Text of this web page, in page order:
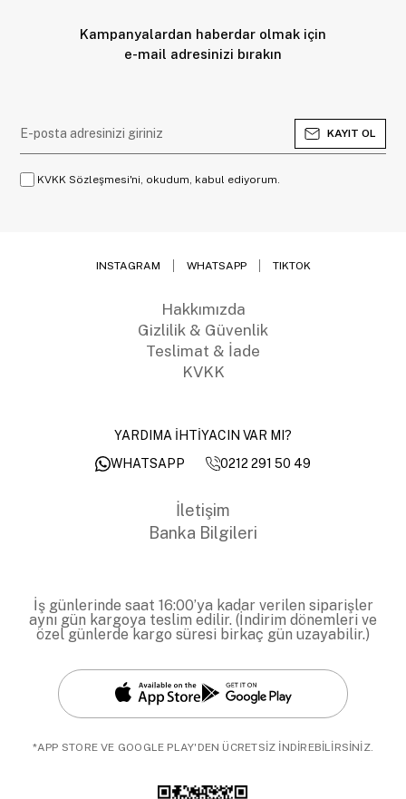
Kampanyalardan haberdar olmak için
e-mail adresinizi bırakın
KAYIT OL
KVKK Sözleşmesi'ni, okudum, kabul ediyorum.
INSTAGRAM WHATSAPP TIKTOK
Hakkımızda
Gizlilik & Güvenlik
Teslimat & İade
KVKK
YARDIMA İHTİYACIN VAR MI?
WHATSAPP
0212 291 50 49
İletişim
Banka Bilgileri
İş günlerinde saat 16:00’ya kadar verilen siparişler
aynı gün kargoya teslim edilir. (İndirim dönemleri ve
özel günlerde kargo süresi birkaç gün uzayabilir.)
*APP STORE VE GOOGLE PLAY'DEN ÜCRETSİZ İNDİREBİLİRSİNİZ.